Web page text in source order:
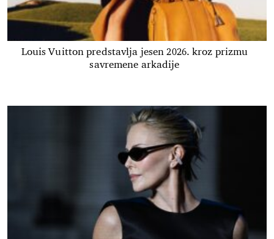
Louis Vuitton predstavlja jesen 2026. kroz prizmu
savremene arkadije